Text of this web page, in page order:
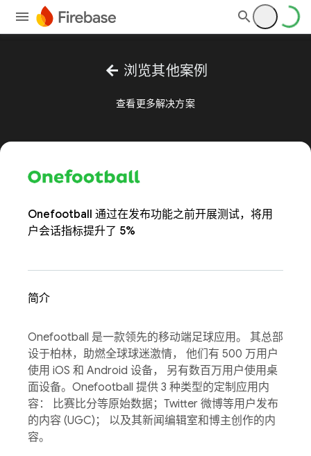
arrow_back 浏览其他案例
查看更多解决方案
Onefootball 通过在发布功能之前开展测试，将用
户会话指标提升了 5%
简介
Onefootball 是一款领先的移动端足球应用。 其总部
设于柏林，助燃全球球迷激情， 他们有 500 万用户
使用 iOS 和 Android 设备， 另有数百万用户使用桌
面设备。Onefootball 提供 3 种类型的定制应用内
容： 比赛比分等原始数据；Twitter 微博等用户发布
的内容 (UGC)； 以及其新闻编辑室和博主创作的内
容。